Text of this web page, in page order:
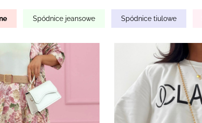
Spódnice jeansowe Spódnice tiulowe